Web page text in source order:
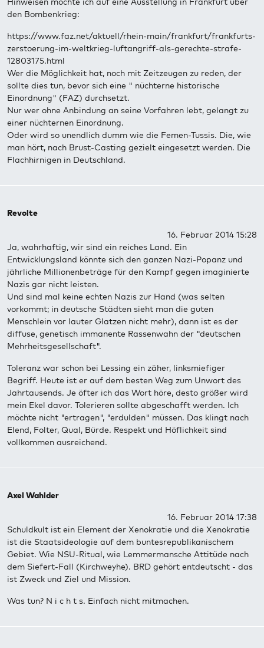
den Bombenkrieg:
https://www.faz.net/aktuell/rhein-main/frankfurt/frankfurts-
zerstoerung-im-weltkrieg-luftangriff-als-gerechte-strafe-
12803175.html
Wer die Möglichkeit hat, noch mit Zeitzeugen zu reden, der
sollte dies tun, bevor sich eine " nüchterne historische
Einordnung" (FAZ) durchsetzt.
Nur wer ohne Anbindung an seine Vorfahren lebt, gelangt zu
einer nüchternen Einordnung.
Oder wird so unendlich dumm wie die Femen-Tussis. Die, wie
man hört, nach Brust-Casting gezielt eingesetzt werden. Die
Flachhirnigen in Deutschland.
Revolte
16. Februar 2014 15:28
Ja, wahrhaftig, wir sind ein reiches Land. Ein
Entwicklungsland könnte sich den ganzen Nazi-Popanz und
jährliche Millionenbeträge für den Kampf gegen imaginierte
Nazis gar nicht leisten.
Und sind mal keine echten Nazis zur Hand (was selten
vorkommt; in deutsche Städten sieht man die guten
Menschlein vor lauter Glatzen nicht mehr), dann ist es der
diffuse, genetisch immanente Rassenwahn der "deutschen
Mehrheitsgesellschaft".
Toleranz war schon bei Lessing ein zäher, linksmiefiger
Begriff. Heute ist er auf dem besten Weg zum Unwort des
Jahrtausends. Je öfter ich das Wort höre, desto größer wird
mein Ekel davor. Tolerieren sollte abgeschafft werden. Ich
möchte nicht "ertragen", "erdulden" müssen. Das klingt nach
Elend, Folter, Qual, Bürde. Respekt und Höflichkeit sind
vollkommen ausreichend.
Axel Wahlder
16. Februar 2014 17:38
Schuldkult ist ein Element der Xenokratie und die Xenokratie
ist die Staatsideologie auf dem buntesrepublikanischem
Gebiet. Wie NSU-Ritual, wie Lemmermansche Attitüde nach
dem Siefert-Fall (Kirchweyhe). BRD gehört entdeutscht - das
ist Zweck und Ziel und Mission.
Was tun? N i c h t s. Einfach nicht mitmachen.